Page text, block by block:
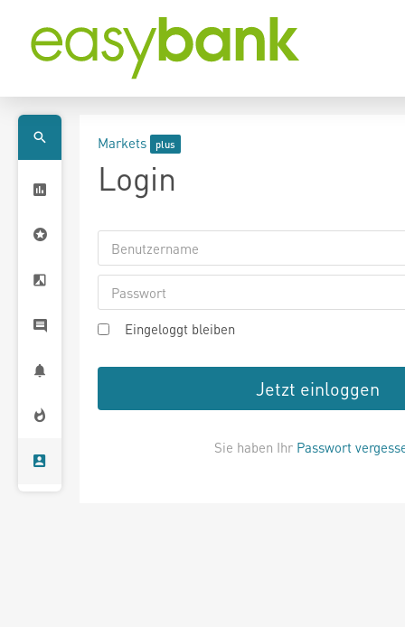
Markets
Login
Eingeloggt bleiben
Jetzt einloggen
Sie haben Ihr Passwort